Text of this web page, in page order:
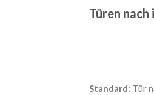
Türen
Standard: Tür